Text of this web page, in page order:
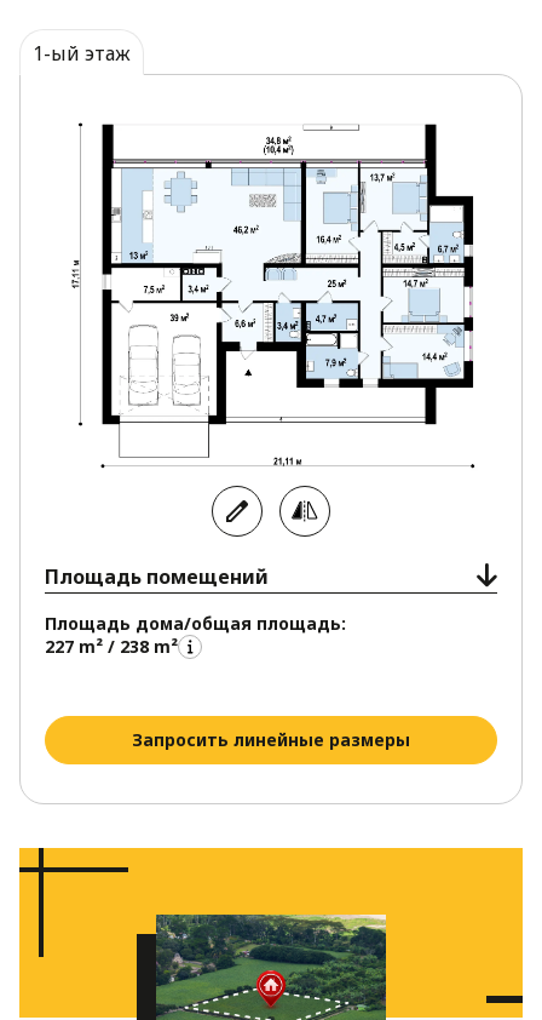
террасу.
Из гаража предусмотрен вход в дом и
Для повышения комфорта проживания
проектом предусмотрено много места для
хранения различных вещей и одежды,
прачечная, а также дополнительный туалет
для гостей.
Проект Zx72для требовательных людей, которые
хотят жить в современном и просторном
одноэтажном доме с садом.
1-ый этаж
Площадь помещений
Площадь дома/общая площадь:
227 m² / 238 m²
Запросить линейные размеры